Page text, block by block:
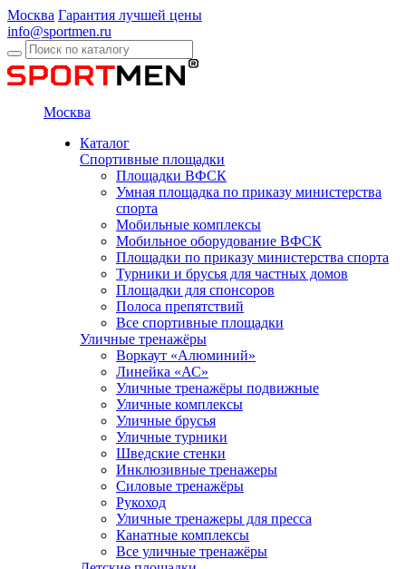
Москва Гарантия лучшей цены
info@sportmen.ru
Москва
Каталог
Спортивные площадки
Площадки ВФСК
Умная площадка по приказу министерства
спорта
Мобильные комплексы
Мобильное оборудование ВФСК
Площадки по приказу министерства спорта
Турники и брусья для частных домов
Площадки для спонсоров
Полоса препятствий
Все спортивные площадки
Уличные тренажёры
Воркаут «Алюминий»
Линейка «АС»
Уличные тренажёры подвижные
Уличные комплексы
Уличные брусья
Уличные турники
Шведские стенки
Инклюзивные тренажеры
Силовые тренажёры
Рукоход
Уличные тренажеры для пресса
Канатные комплексы
Все уличные тренажёры